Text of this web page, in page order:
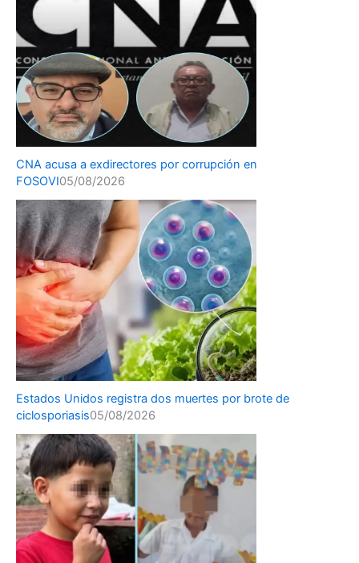
CNA acusa a exdirectores por corrupción en
FOSOVI05/08/2026
Estados Unidos registra dos muertes por brote de
ciclosporiasis05/08/2026